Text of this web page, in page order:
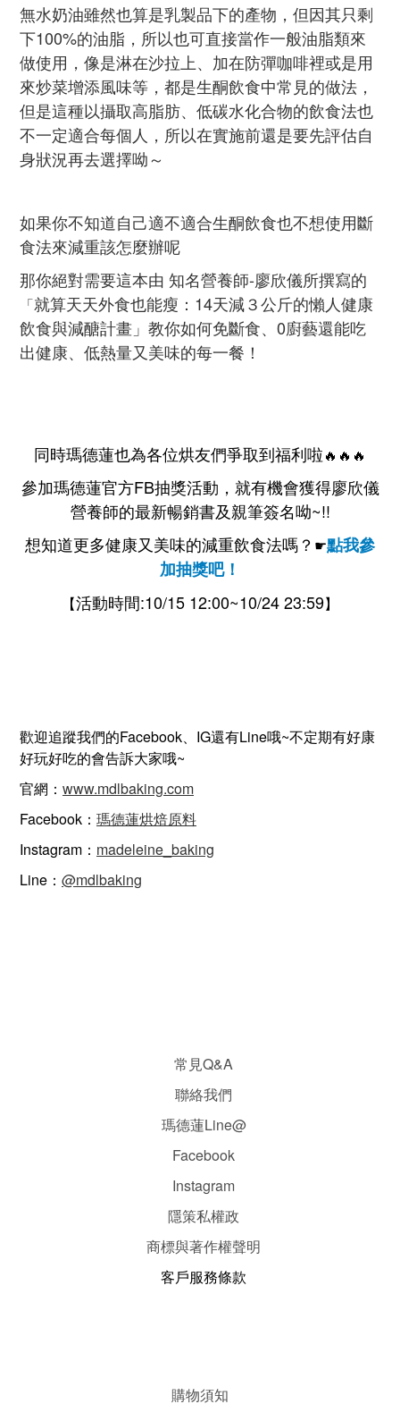
無水奶油雖然也算是乳製品下的產物，但因其只剩
下100%的油脂，所以也可直接當作一般油脂類來
做使用，像是淋在沙拉上、加在防彈咖啡裡或是用
來炒菜增添風味等，都是生酮飲食中常見的做法，
但是這種以攝取高脂肪、低碳水化合物的飲食法也
不一定適合每個人，所以在實施前還是要先評估自
身狀況再去選擇呦～
如果你不知道自己適不適合生酮飲食也不想使用斷
食法來減重該怎麼辦呢
那你絕對需要這本由 知名營養師-廖欣儀所撰寫的
「就算天天外食也能瘦：14天減３公斤的懶人健康
飲食與減醣計畫」教你如何免斷食、0廚藝還能吃
出健康、低熱量又美味的每一餐！
同時瑪德蓮也為各位烘友們爭取到福利啦🔥🔥🔥
參加瑪德蓮官方FB抽獎活動，就有機會獲得廖欣儀
營養師的最新暢銷書及親筆簽名呦~!!
想知道更多健康又美味的減重飲食法嗎？ ☛點我參
加抽獎吧！
【活動時間:10/15 12:00~10/24 23:59】
歡迎追蹤我們的Facebook、IG還有Line哦~不定期有好康
好玩好吃的會告訴大家哦~
官網： www.mdlbaking.com
Facebook： 瑪德蓮烘焙原料
Instagram： madeleine_baking
Line： @mdlbaking
常見Q&A
聯絡我們
瑪德蓮Line@
Facebook
Instagram
隱策私權政
商標與著作權聲明
客戶服務條款
購物須知